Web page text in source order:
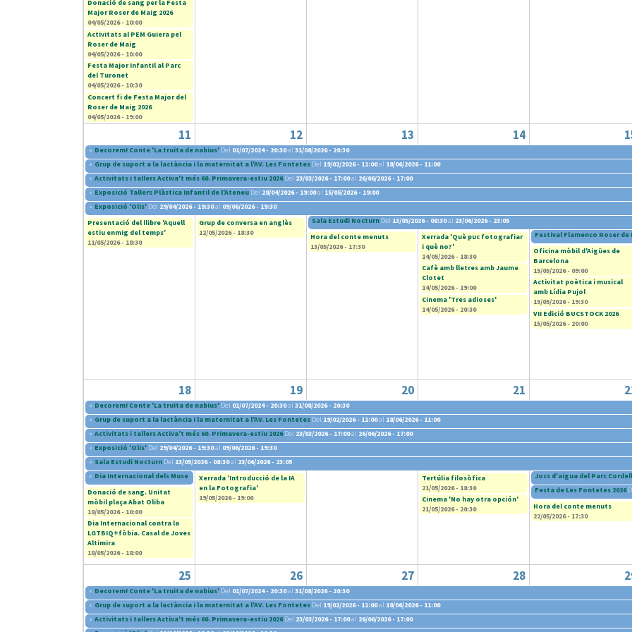
Donació de sang per la Festa
Major Roser de Maig 2026
04/05/2026 - 10:00
Activitats al PEM Guiera pel
Roser de Maig
04/05/2026 - 10:00
Festa Major Infantil al Parc
del Turonet
04/05/2026 - 10:30
Concert fi de Festa Major del
Roser de Maig 2026
04/05/2026 - 19:00
11 12 13 14
« Decorem! Conte 'La truita de nabius' Del 01/07/2024 - 20:30al 31/08/2026 - 20:30
« Grup de suport a la lactància i la maternitat a l'AV. Les Fontetes Del 19/02/2026 - 11:00al 18/06/2026 - 11:00
« Activitats i tallers Activa't més 60. Primavera-estiu 2026 Del 23/03/2026 - 17:00al 26/06/2026 - 17:00
« Exposició Tallers Plàstica Infantil de l'Ateneu Del 28/04/2026 - 19:00al 15/05/2026 - 19:00
« Exposició 'Olis' Del 29/04/2026 - 19:30al 09/06/2026 - 19:30
Presentació del llibre 'Aquell
estiu enmig del temps'
11/05/2026 - 18:30
Grup de conversa en anglès
12/05/2026 - 18:30
Sala Estudi Nocturn Del 13/05/2026 - 08:30al 23/06/2026 - 23:05
Hora del conte menuts
13/05/2026 - 17:30
Xerrada 'Què puc fotografiar
i què no?'
14/05/2026 - 18:30
Cafè amb lletres amb Jaume
Clotet
14/05/2026 - 19:00
Cinema 'Tres adioses'
14/05/2026 - 20:30
Festival Flamenco Roser de
Oficina mòbil d'Aigües de
Barcelona
15/05/2026 - 09:00
Activitat poètica i musical
amb Lídia Pujol
15/05/2026 - 19:30
VII Edició BUCSTOCK 2026
15/05/2026 - 20:00
18 19 20 21
« Decorem! Conte 'La truita de nabius' Del 01/07/2024 - 20:30al 31/08/2026 - 20:30
« Grup de suport a la lactància i la maternitat a l'AV. Les Fontetes Del 19/02/2026 - 11:00al 18/06/2026 - 11:00
« Activitats i tallers Activa't més 60. Primavera-estiu 2026 Del 23/03/2026 - 17:00al 26/06/2026 - 17:00
« Exposició 'Olis' Del 29/04/2026 - 19:30al 09/06/2026 - 19:30
« Sala Estudi Nocturn Del 13/05/2026 - 08:30al 23/06/2026 - 23:05
« Dia Internacional dels Museus 2026Del16/05/2026 - 11:00al18/05/2026 - 14:30
Xerrada 'Introducció de la IA
en la Fotografia'
19/05/2026 - 19:00
Tertúlia filosòfica
21/05/2026 - 18:30
Cinema 'No hay otra opción'
21/05/2026 - 20:30
Jocs d'aigua del Parc
Donació de sang. Unitat
mòbil plaça Abat Oliba
18/05/2026 - 10:00
Dia Internacional contra la
LGTBIQ+fòbia. Casal de Joves
Altimira
18/05/2026 - 18:00
Festa de Les Fontetes 2026
Hora del conte menuts
22/05/2026 - 17:30
25 26 27 28
« Decorem! Conte 'La truita de nabius' Del 01/07/2024 - 20:30al 31/08/2026 - 20:30
« Grup de suport a la lactància i la maternitat a l'AV. Les Fontetes Del 19/02/2026 - 11:00al 18/06/2026 - 11:00
« Activitats i tallers Activa't més 60. Primavera-estiu 2026 Del 23/03/2026 - 17:00al 26/06/2026 - 17:00